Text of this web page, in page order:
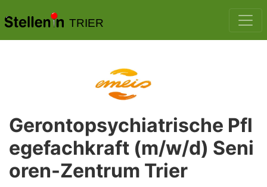
TRIER
Gerontopsychiatrische Pfl
egefachkraft (m/w/d) Seni
oren-Zentrum Trier